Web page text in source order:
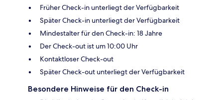
Früher Check-in unterliegt der Verfügbarkeit
Später Check-in unterliegt der Verfügbarkeit
Mindestalter für den Check-in: 18 Jahre
Der Check-out ist um 10:00 Uhr
Kontaktloser Check-out
Später Check-out unterliegt der Verfügbarkeit
Besondere Hinweise für den Check-in